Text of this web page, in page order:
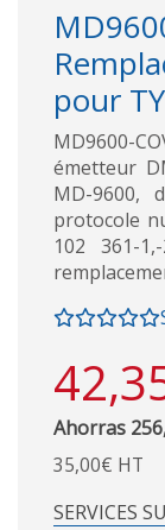
pour
MD9600-
émetteur
MD-9600,
protocole
102 361-
Ahorras
35,00€ HT
SERVICES